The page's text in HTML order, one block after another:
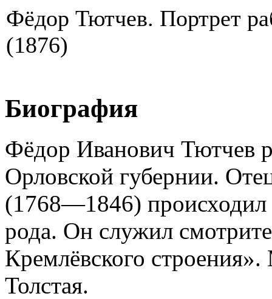
Фёдор Тютчев. Портрет
(1876)
Биография
Фёдор Иванович Тютчев
Орловской губернии.
(1768—1846) происходил
рода. Он служил
Кремлёвского
Толстая.